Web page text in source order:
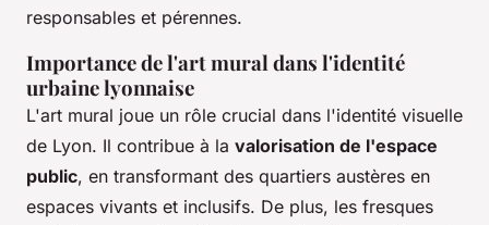
responsables et pérennes.
Importance de l'art mural dans l'identité
urbaine lyonnaise
L'art mural joue un rôle crucial dans l'identité visuelle
de Lyon. Il contribue à la valorisation de l'espace
public, en transformant des quartiers austères en
espaces vivants et inclusifs. De plus, les fresques